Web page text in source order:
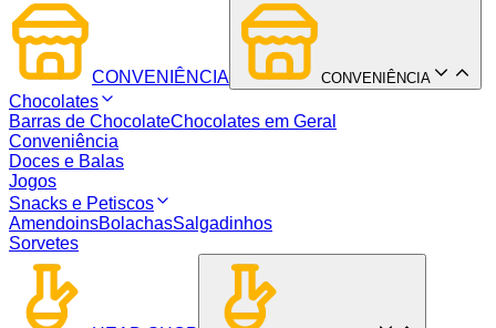
CONVENIÊNCIA CONVENIÊNCIA
Chocolates
Barras de ChocolateChocolates em Geral
Conveniência
Doces e Balas
Jogos
Snacks e Petiscos
AmendoinsBolachasSalgadinhos
Sorvetes